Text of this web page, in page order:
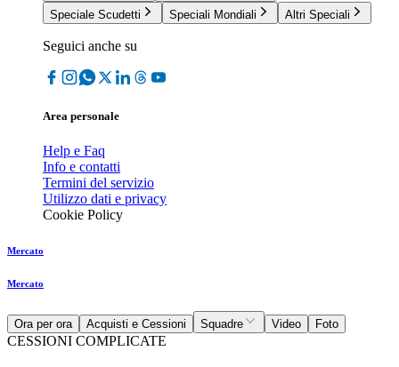
Speciale Scudetti
Speciali Mondiali Altri Speciali
Seguici anche su
Area personale
Help e Faq
Info e contatti
Termini del servizio
Utilizzo dati e privacy
Cookie Policy
Mercato
Mercato
Ora per ora Acquisti e Cessioni Squadre Video Foto
CESSIONI COMPLICATE